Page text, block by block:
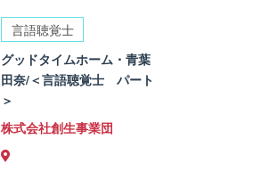
言語聴覚士
グッドタイムホーム・青葉
田奈/＜言語聴覚士 パート
＞
株式会社創生事業団